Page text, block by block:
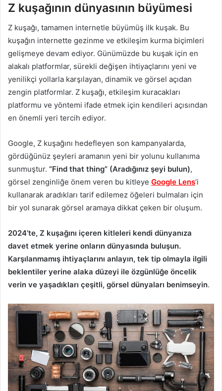
Z kuşağının dünyasının büyümesi
Z kuşağı, tamamen internetle büyümüş ilk kuşak. Bu
kuşağın internette gezinme ve etkileşim kurma biçimleri
gelişmeye devam ediyor. Günümüzde bu kuşak için en
alakalı platformlar, sürekli değişen ihtiyaçlarını yeni ve
yenilikçi yollarla karşılayan, dinamik ve görsel açıdan
zengin platformlar. Z kuşağı, etkileşim kuracakları
platformu ve yöntemi ifade etmek için kendileri açısından
en önemli yeri tercih ediyor.
Google, Z kuşağını hedefleyen son kampanyalarda,
gördüğünüz şeyleri aramanın yeni bir yolunu kullanıma
sunmuştur. “Find that thing” (Aradığınız şeyi bulun),
görsel zenginliğe önem veren bu kitleye Google Lens‘i
kullanarak aradıkları tarif edilemez öğeleri bulmaları için
bir yol sunarak görsel aramaya dikkat çeken bir oluşum.
2024’te, Z kuşağını içeren kitleleri kendi dünyanıza
davet etmek yerine onların dünyasında buluşun.
Karşılanmamış ihtiyaçlarını anlayın, tek tip olmayla ilgili
beklentiler yerine alaka düzeyi ile özgünlüğe öncelik
verin ve yaşadıkları çeşitli, görsel dünyaları benimseyin.